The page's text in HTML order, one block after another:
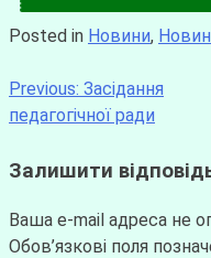
Posted in Новини,
Previous: Засідання
педагогічної ради
Залишити
Ваша e-mail адреса не
Обов’язкові поля